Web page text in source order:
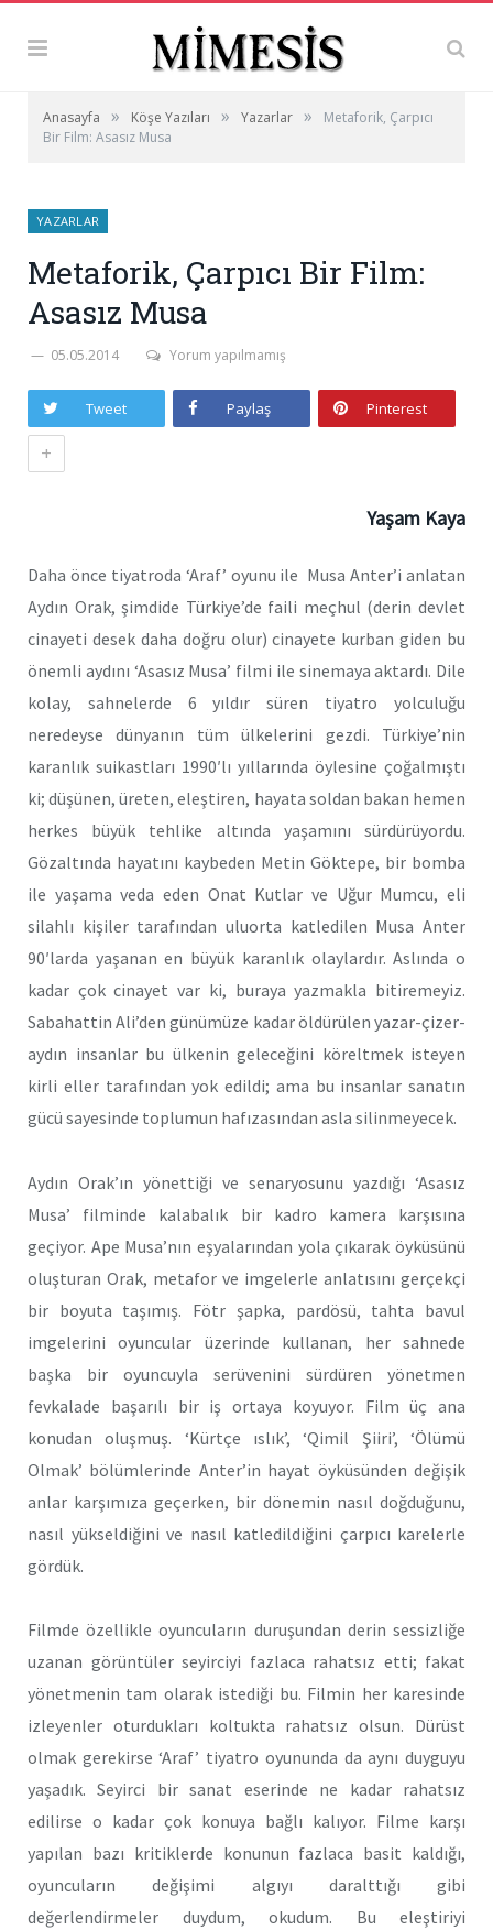
Anasayfa » Köşe Yazıları » Yazarlar »
Metaforik, Çarpıcı
Bir Film: Asasız Musa
YAZARLAR
Metaforik, Çarpıcı Bir Film:
Asasız Musa
05.05.2014 Yorum yapılmamış
Tweet Paylaş Pinterest
+
Yaşam Kaya
Daha önce tiyatroda ‘Araf’ oyunu ile Musa Anter’i anlatan
Aydın Orak, şimdide Türkiye’de faili meçhul (derin devlet
cinayeti desek daha doğru olur) cinayete kurban giden bu
önemli aydını ‘Asasız Musa’ filmi ile sinemaya aktardı. Dile
kolay, sahnelerde 6 yıldır süren tiyatro yolculuğu
neredeyse dünyanın tüm ülkelerini gezdi. Türkiye’nin
karanlık suikastları 1990′lı yıllarında öylesine çoğalmıştı
ki; düşünen, üreten, eleştiren, hayata soldan bakan hemen
herkes büyük tehlike altında yaşamını sürdürüyordu.
Gözaltında hayatını kaybeden Metin Göktepe, bir bomba
ile yaşama veda eden Onat Kutlar ve Uğur Mumcu, eli
silahlı kişiler tarafından uluorta katledilen Musa Anter
90′larda yaşanan en büyük karanlık olaylardır. Aslında o
kadar çok cinayet var ki, buraya yazmakla bitiremeyiz.
Sabahattin Ali’den günümüze kadar öldürülen yazar-çizer-
aydın insanlar bu ülkenin geleceğini köreltmek isteyen
kirli eller tarafından yok edildi; ama bu insanlar sanatın
gücü sayesinde toplumun hafızasından asla silinmeyecek.
Aydın Orak’ın yönettiği ve senaryosunu yazdığı ‘Asasız
Musa’ filminde kalabalık bir kadro kamera karşısına
geçiyor. Ape Musa’nın eşyalarından yola çıkarak öyküsünü
oluşturan Orak, metafor ve imgelerle anlatısını gerçekçi
bir boyuta taşımış. Fötr şapka, pardösü, tahta bavul
imgelerini oyuncular üzerinde kullanan, her sahnede
başka bir oyuncuyla serüvenini sürdüren yönetmen
fevkalade başarılı bir iş ortaya koyuyor. Film üç ana
konudan oluşmuş. ‘Kürtçe ıslık’, ‘Qimil Şiiri’, ‘Ölümü
Olmak’ bölümlerinde Anter’in hayat öyküsünden değişik
anlar karşımıza geçerken, bir dönemin nasıl doğduğunu,
nasıl yükseldiğini ve nasıl katledildiğini çarpıcı karelerle
gördük.
Filmde özellikle oyuncuların duruşundan derin sessizliğe
uzanan görüntüler seyirciyi fazlaca rahatsız etti; fakat
yönetmenin tam olarak istediği bu. Filmin her karesinde
izleyenler oturdukları koltukta rahatsız olsun. Dürüst
olmak gerekirse ‘Araf’ tiyatro oyununda da aynı duyguyu
yaşadık. Seyirci bir sanat eserinde ne kadar rahatsız
edilirse o kadar çok konuya bağlı kalıyor. Filme karşı
yapılan bazı kritiklerde konunun fazlaca basit kaldığı,
oyuncuların değişimi algıyı daralttığı gibi
değerlendirmeler duydum, okudum. Bu eleştiriyi